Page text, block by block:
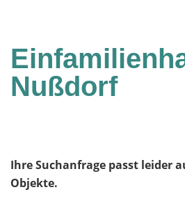
Nußdorf
Ihre Suchanfrage passt leider
Objekte.